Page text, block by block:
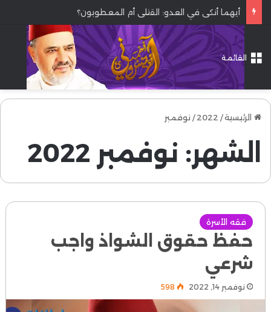
أيهما أنكى في العدو: القتلى أم المعطوبون؟
القائمة
الرئيسية/
2022
/ نوفمبر
الشهر: نوفمبر 2022
فقه الأسرة
حفظ حقوق الشواذ واجب
شرعي
نوفمبر 14, 2022 598